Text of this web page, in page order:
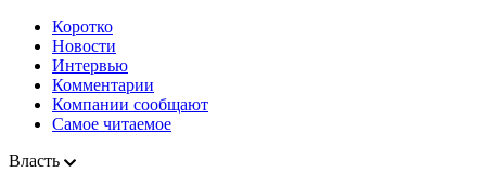
Коротко
Новости
Интервью
Комментарии
Компании сообщают
Самое читаемое
Власть